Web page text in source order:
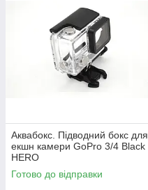
Аквабокс. Підводний бокс для
екшн камери GoPro 3/4 Black
HERO
Готово до відправки